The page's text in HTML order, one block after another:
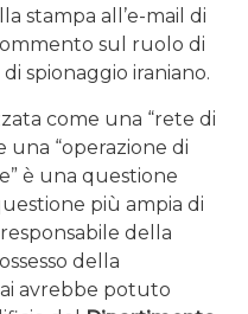
stampa all’e-mail di
sul ruolo di
spionaggio iraniano.
come una “rete di
una “operazione di
è una questione
più ampia di
della
della
avrebbe potuto